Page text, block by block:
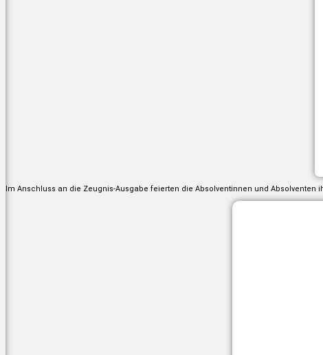
Im Anschluss an die Zeugnis-Ausgabe feierten die Absolventinnen und Absolventen